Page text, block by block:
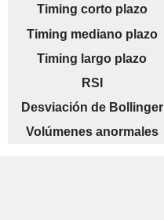
Timing corto plazo
Timing mediano plazo
Timing largo plazo
RSI
Desviación de Bollinger
Volúmenes anormales